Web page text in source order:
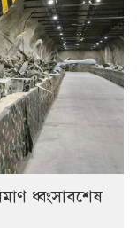
ধ্বংসাবশেষ